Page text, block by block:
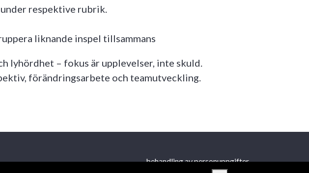
respektive rubrik.
liknande inspel tillsammans
lyhördhet – fokus är upplevelser, inte skuld.
förändringsarbete och teamutveckling.
behandling av personuppgifter